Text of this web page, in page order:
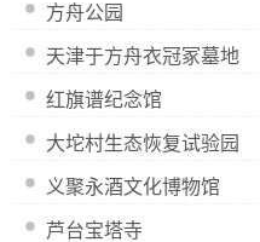
方舟公园
天津于方舟衣冠冢墓地
红旗谱纪念馆
大坨村生态恢复试验园
义聚永酒文化博物馆
芦台宝塔寺